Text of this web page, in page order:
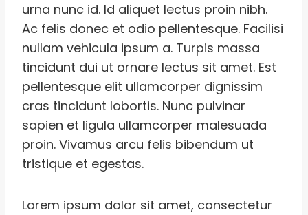
urna nunc id. Id aliquet lectus proin nibh.
Ac felis donec et odio pellentesque. Facilisi
nullam vehicula ipsum a. Turpis massa
tincidunt dui ut ornare lectus sit amet. Est
pellentesque elit ullamcorper dignissim
cras tincidunt lobortis. Nunc pulvinar
sapien et ligula ullamcorper malesuada
proin. Vivamus arcu felis bibendum ut
tristique et egestas.
Lorem ipsum dolor sit amet, consectetur